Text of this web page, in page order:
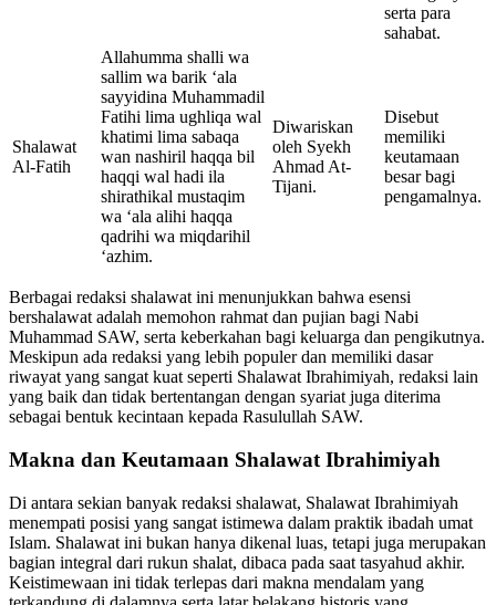
serta para
sahabat.
Shalawat
Al-Fatih
Allahumma shalli wa
sallim wa barik ‘ala
sayyidina Muhammadil
Fatihi lima ughliqa wal
khatimi lima sabaqa
wan nashiril haqqa bil
haqqi wal hadi ila
shirathikal mustaqim
wa ‘ala alihi haqqa
qadrihi wa miqdarihil
‘azhim.
Diwariskan
oleh Syekh
Ahmad At-
Tijani.
Disebut
memiliki
keutamaan
besar bagi
pengamalnya.
Berbagai redaksi shalawat ini menunjukkan bahwa esensi
bershalawat adalah memohon rahmat dan pujian bagi Nabi
Muhammad SAW, serta keberkahan bagi keluarga dan pengikutnya.
Meskipun ada redaksi yang lebih populer dan memiliki dasar
riwayat yang sangat kuat seperti Shalawat Ibrahimiyah, redaksi lain
yang baik dan tidak bertentangan dengan syariat juga diterima
sebagai bentuk kecintaan kepada Rasulullah SAW.
Makna dan Keutamaan Shalawat Ibrahimiyah
Di antara sekian banyak redaksi shalawat, Shalawat Ibrahimiyah
menempati posisi yang sangat istimewa dalam praktik ibadah umat
Islam. Shalawat ini bukan hanya dikenal luas, tetapi juga merupakan
bagian integral dari rukun shalat, dibaca pada saat tasyahud akhir.
Keistimewaan ini tidak terlepas dari makna mendalam yang